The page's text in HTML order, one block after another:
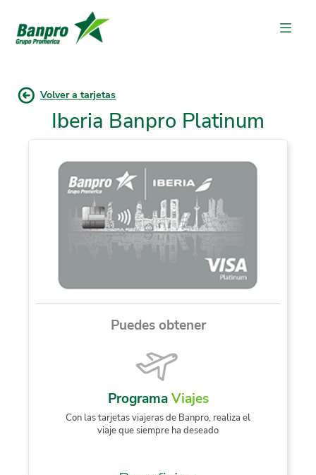
Volver a tarjetas
Iberia Banpro Platinum
Puedes obtener
ProgramaViajes
Con las tarjetas viajeras de Banpro, realiza el
viaje que siempre ha deseado